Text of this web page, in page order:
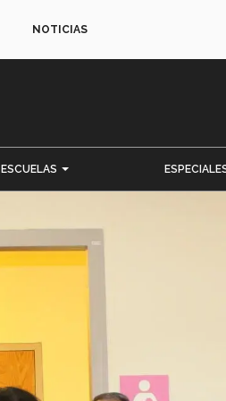
NOTICIAS
ESCUELAS